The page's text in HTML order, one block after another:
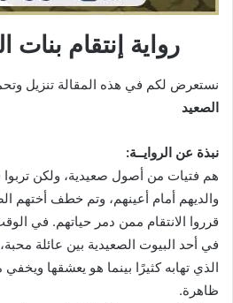
رواية إنتقام بنات
نستعرض لكم في هذه المقالة تنزيل
الصعيد
نبذة عن الروايــة:
هم فتيات من أصول صعيدية، ولكن
والديهم أمام أعينهم، وتم خطف أختهم
قرروا الانتقام ممن دمر حياتهم. في
في أحد البيوت الصعيدية بين عائلة
الذي تهابه كثيرًا بينما هو يعشقها
ظاهرة.